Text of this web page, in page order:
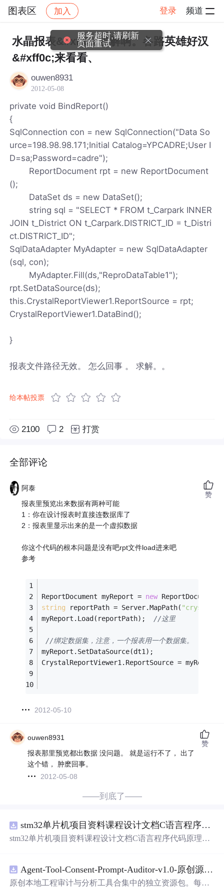
图表区 加入 登录 频道
社区 图表区 帖子详情
水晶报表&#xff0c;求解啊。各路英雄好汉
&#xff0c;来看看、
ouwen8931
2012-05-08
private void BindReport()
{
SqlConnection con = new SqlConnection("Data So
urce=198.98.98.171;Initial Catalog=YPCADRE;User I
D=sa;Password=cadre");
ReportDocument rpt = new ReportDocument
();
DataSet ds = new DataSet();
string sql = "SELECT * FROM t_Carpark INNER
JOIN t_District ON t_Carpark.DISTRICT_ID = t_Distri
ct.DISTRICT_ID";
SqlDataAdapter MyAdapter = new SqlDataAdapter
(sql, con);
MyAdapter.Fill(ds,"ReproDataTable1");
rpt.SetDataSource(ds);
this.CrystalReportViewer1.ReportSource = rpt;
CrystalReportViewer1.DataBind();
}
报表文件路径无效。 怎么回事 。 求解。。
给本帖投票
2100 2 打赏
全部评论
阿泰
报表里预览出来数据有两种可能
1：你在设计报表时直接连数据库了
2：报表里显示出来的是一个虚拟数据
你这个代码的根本问题是没有吧rpt文件load进来吧
参考
ReportDocument myReport = new
string reportPath = Server.MapPath(
myReport.Load(reportPath); //这里
//绑定数据集，注意，一个报表用一个数据集。
myReport.SetDataSource(dt1);
CrystalReportViewer1.ReportSource = myReport;
2012-05-10
赞
ouwen8931
报表那里预览都出数据 没问题。 就是运行不了， 出了
这个错， 肿麽回事。
2012-05-08
赞
——到底了——
stm32单片机项目资料课程设计文档C语言程序代码原理图电路PCB实例五种PWM反馈控制模式研究
stm32单片机项目资料课程设计文档C语言程序代码原理图
Agent-Tool-Consent-Prompt-Auditor-v1.0-原创源码与文档.zip
原创本地工程审计与分析工具合集中的独立资源包。每个
服务超时,请刷新
页面重试